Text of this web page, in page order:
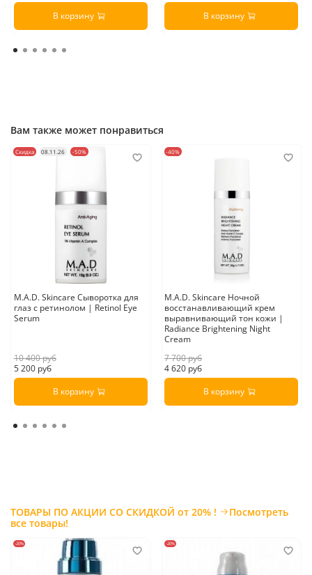
В корзину В корзину
Вам также может понравиться
Скидка 08.11.26 -50%
M.A.D. Skincare Сыворотка для
глаз с ретинолом | Retinol Eye
Serum
10 400 руб
5 200 руб
В корзину
-40%
M.A.D. Skincare Ночной
восстанавливающий крем
выравнивающий тон кожи |
Radiance Brightening Night
Cream
7 700 руб
4 620 руб
В корзину
ТОВАРЫ ПО АКЦИИ СО СКИДКОЙ от 20% !
Посмотреть
все товары!
-20% -20%